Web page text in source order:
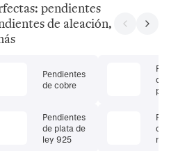
pendientes
de aleación,
Pendientes
de cobre
Pendientes
de plata de
ley 925
de
de